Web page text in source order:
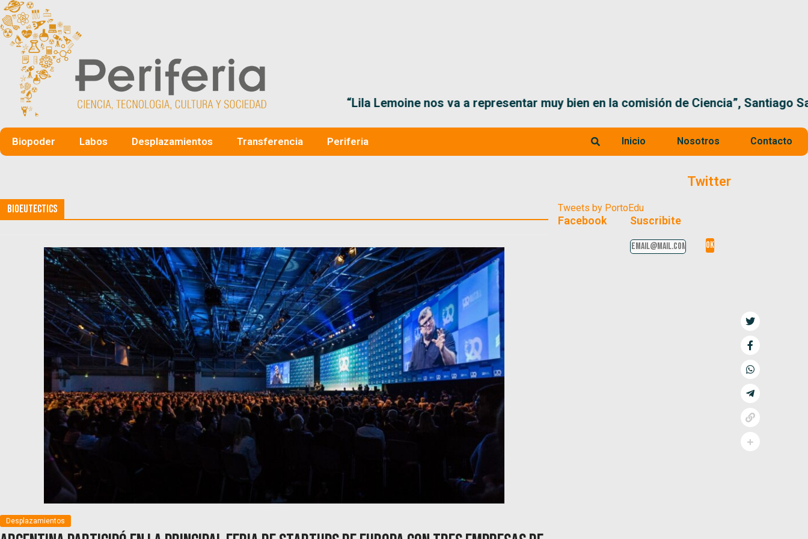
“Lila Lemoine nos va a representar muy bien en la comisión de Ciencia”, Santiago Santurio
Biopoder Labos Desplazamientos Transferencia Periferia Inicio Nosotros Contacto
Bioeutectics
Desplazamientos
Twitter
Tweets by PortoEdu
Facebook Suscribite